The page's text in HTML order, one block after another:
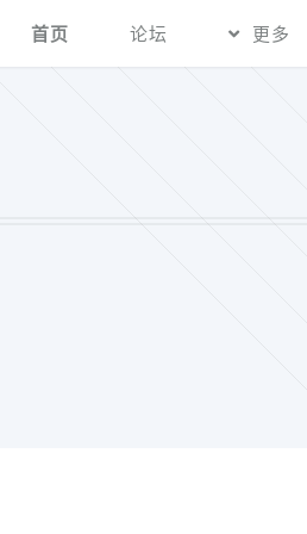
首页 论坛 更多